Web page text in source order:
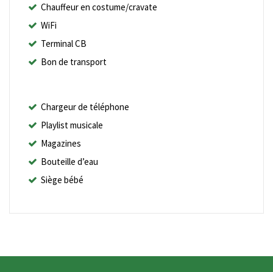
Chauffeur en costume/cravate
WiFi
Terminal CB
Bon de transport
Chargeur de téléphone
Playlist musicale
Magazines
Bouteille d’eau
Siège bébé